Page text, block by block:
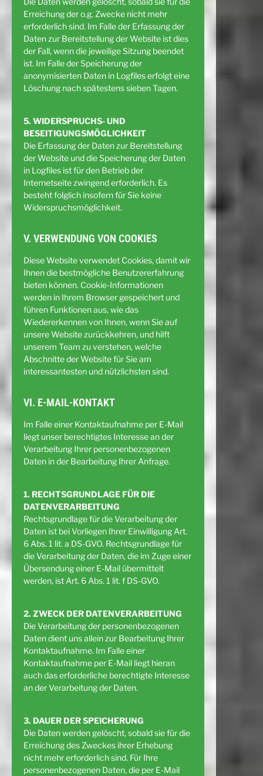
Erreichung der o.g. Zwecke nicht mehr
erforderlich sind. Im Falle der Erfassung der
Daten zur Bereitstellung der Website ist dies
der Fall, wenn die jeweilige Sitzung beendet
ist. Im Falle der Speicherung der
anonymisierten Daten in Logfiles erfolgt eine
Löschung nach spätestens sieben Tagen.
5. WIDERSPRUCHS- UND
BESEITIGUNGSMÖGLICHKEIT
Die Erfassung der Daten zur Bereitstellung
der Website und die Speicherung der Daten
in Logfiles ist für den Betrieb der
Internetseite zwingend erforderlich. Es
besteht folglich insofern für Sie keine
Widerspruchsmöglichkeit.
V. VERWENDUNG VON COOKIES
Diese Website verwendet Cookies, damit wir
Ihnen die bestmögliche Benutzererfahrung
bieten können. Cookie-Informationen
werden in Ihrem Browser gespeichert und
führen Funktionen aus, wie das
Wiedererkennen von Ihnen, wenn Sie auf
unsere Website zurückkehren, und hilft
unserem Team zu verstehen, welche
Abschnitte der Website für Sie am
interessantesten und nützlichsten sind.
VI. E-MAIL-KONTAKT
Im Falle einer Kontaktaufnahme per E-Mail
liegt unser berechtigtes Interesse an der
Verarbeitung Ihrer personenbezogenen
Daten in der Bearbeitung Ihrer Anfrage.
1. RECHTSGRUNDLAGE FÜR DIE
DATENVERARBEITUNG
Rechtsgrundlage für die Verarbeitung der
Daten ist bei Vorliegen Ihrer Einwilligung Art.
6 Abs. 1 lit. a DS-GVO. Rechtsgrundlage für
die Verarbeitung der Daten, die im Zuge einer
Übersendung einer E-Mail übermittelt
werden, ist Art. 6 Abs. 1 lit. f DS-GVO.
2. ZWECK DER DATENVERARBEITUNG
Die Verarbeitung der personenbezogenen
Daten dient uns allein zur Bearbeitung Ihrer
Kontaktaufnahme. Im Falle einer
Kontaktaufnahme per E-Mail liegt hieran
auch das erforderliche berechtigte Interesse
an der Verarbeitung der Daten.
3. DAUER DER SPEICHERUNG
Die Daten werden gelöscht, sobald sie für die
Erreichung des Zweckes ihrer Erhebung
nicht mehr erforderlich sind. Für Ihre
personenbezogenen Daten, die per E-Mail